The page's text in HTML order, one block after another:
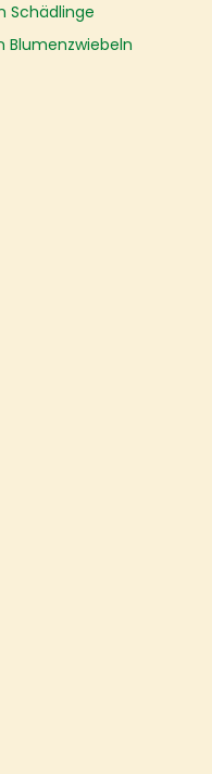
Schädlinge
Blumenzwiebeln